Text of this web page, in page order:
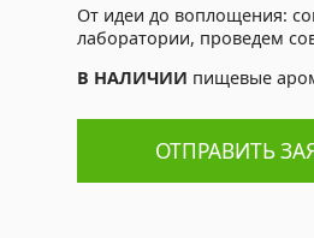
От идеи до воплощения:
лаборатории, проведем
В НАЛИЧИИ пищевые
ОТПРАВИТЬ